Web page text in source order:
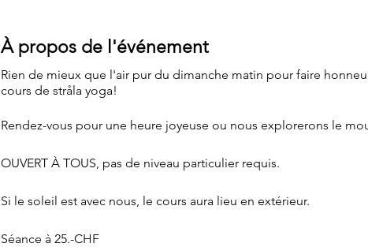
À propos de l'événement
Rien de mieux que l'air pur du dimanche matin pour faire
cours de stråla yoga!
Rendez-vous pour une heure joyeuse ou nous explorerons le
OUVERT À TOUS, pas de niveau particulier requis.
Si le soleil est avec nous, le cours aura lieu en extérieur.
Séance à 25.-CHF